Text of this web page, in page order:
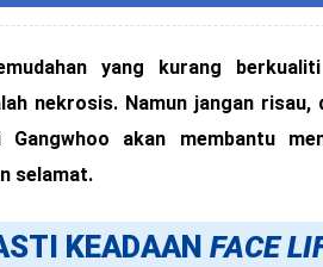
yang kurang
nekrosis. Namun jangan risau,
akan membantu
selamat.
KEADAAN FACE